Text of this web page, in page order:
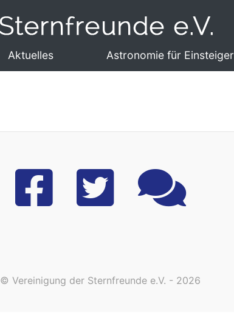
Aktuelles Astronomie für Einsteiger
© Vereinigung der Sternfreunde e.V. - 2026